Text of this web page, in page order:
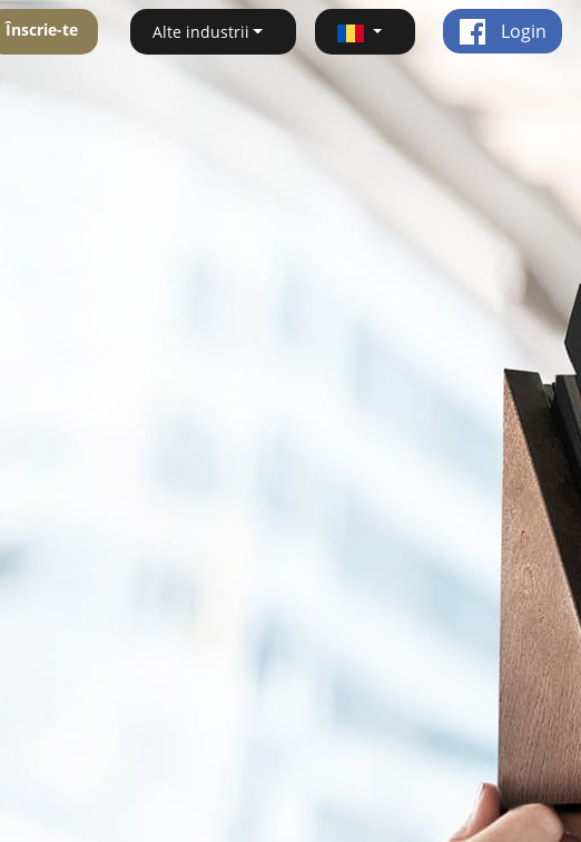
Înscrie-te Alte industrii Login